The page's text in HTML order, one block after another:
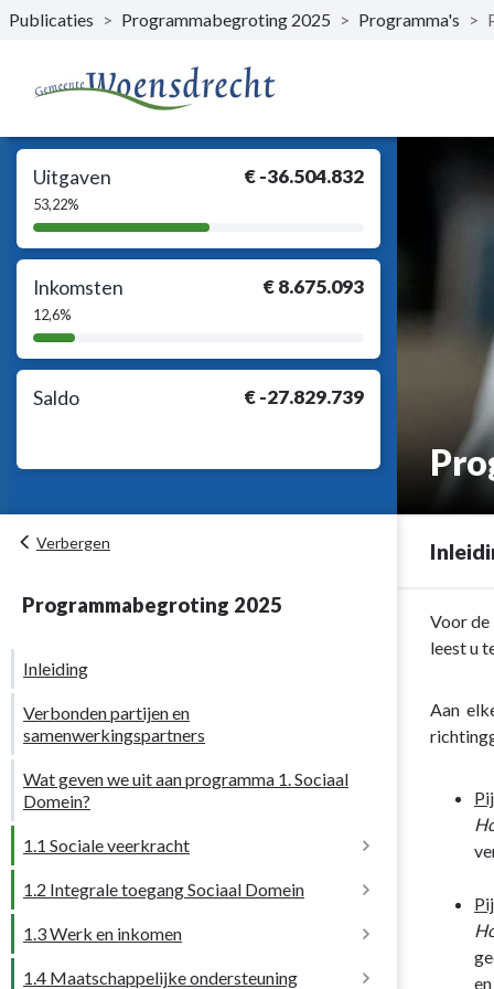
Naar hoofdinhoud
Publicaties > Programmabegroting 2025 > Programma's >
Uitgaven
53,22%
€ -36.504.832
53,22%
Inkomsten
12,6%
€ 8.675.093
12,6%
Saldo € -27.829.739
Verbergen
Programmabegroting 2025
Inleiding
Verbonden partijen en
samenwerkingspartners
Wat geven we uit aan programma 1. Sociaal
Domein?
1.1 Sociale veerkracht
Wat willen we bereiken?
Een intensievere samenwerking met én
tussen onze grootste subsidiepartners.
Wat geven we uit aan 1.1 Sociale
Veerkracht?
1.2 Integrale toegang Sociaal Domein
Wat willen we bereiken?
1.3 Werk en inkomen
Wat willen we bereiken?
1.4 Maatschappelijke ondersteuning
Terug
Programma
Voor
leest u
Aan